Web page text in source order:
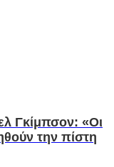
Γκίμπσον: «Οι
την πίστη